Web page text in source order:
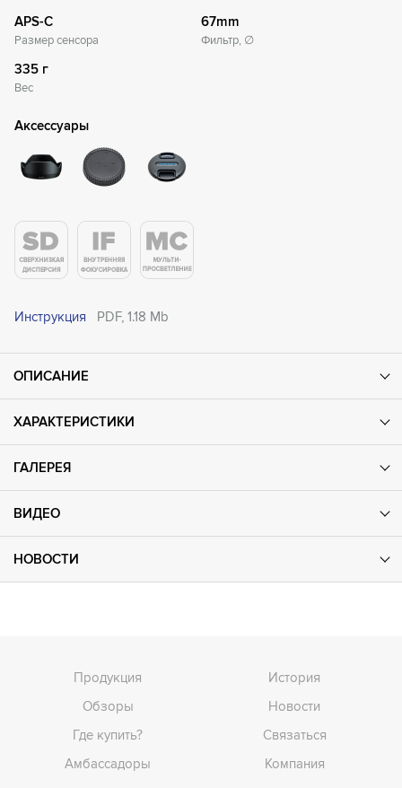
APS-C
Размер сенсора
67mm
Фильтр, ∅
335 г
Вес
Аксессуары
Инструкция PDF, 1.18 Mb
ОПИСАНИЕ
ХАРАКТЕРИСТИКИ
ГАЛЕРЕЯ
ВИДЕО
НОВОСТИ
Продукция
Обзоры
Где купить?
Амбассадоры
История
Новости
Связаться
Компания